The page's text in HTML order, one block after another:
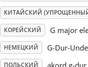
简体中文
繁體中文
КИТАЙСКИЙ
КОРЕЙСКИЙ G major
НЕМЕЦКИЙ G-Dur-
ПОЛЬСКИЙ